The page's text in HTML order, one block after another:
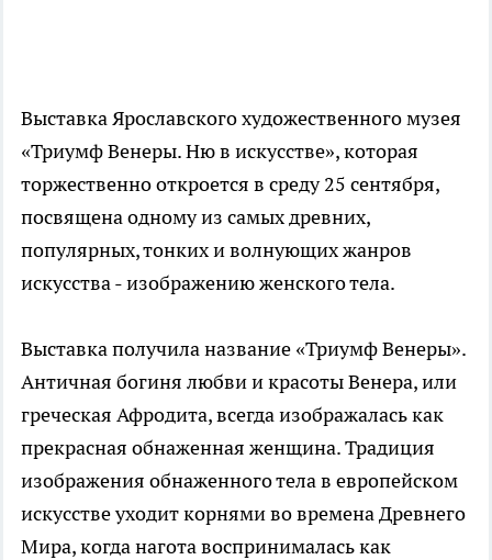
Выставка Ярославского художественного музея
«Триумф Венеры. Ню в искусстве», которая
торжественно откроется в среду 25 сентября,
посвящена одному из самых древних,
популярных, тонких и волнующих жанров
искусства - изображению женского тела.
Выставка получила название «Триумф Венеры».
Античная богиня любви и красоты Венера, или
греческая Афродита, всегда изображалась как
прекрасная обнаженная женщина. Традиция
изображения обнаженного тела в европейском
искусстве уходит корнями во времена Древнего
Мира, когда нагота воспринималась как